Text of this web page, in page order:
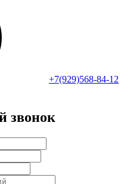
+7(929)568-84-12
звонок